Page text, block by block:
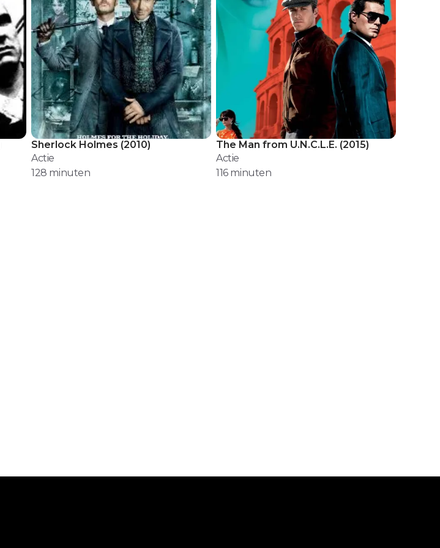
Sherlock Holmes (2010)
Actie
128 minuten
The Man from U.N.C.L.E. (2015)
Actie
116minuten